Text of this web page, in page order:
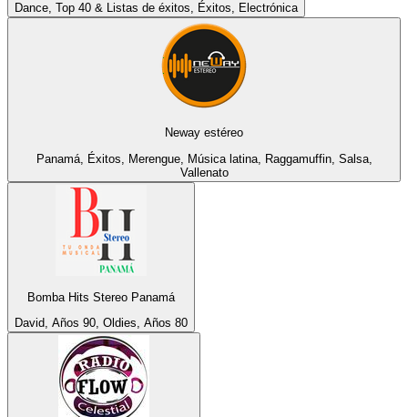
Dance, Top 40 & Listas de éxitos, Éxitos, Electrónica
Neway estéreo
Panamá, Éxitos, Merengue, Música latina, Raggamuffin, Salsa,
Vallenato
Bomba Hits Stereo Panamá
David, Años 90, Oldies, Años 80